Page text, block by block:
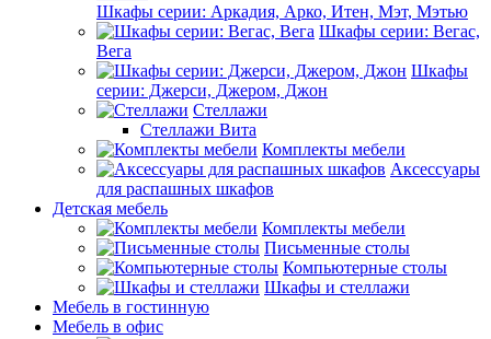
Шкафы серии: Аркадия, Арко, Итен, Мэт, Мэтью
Шкафы серии: Вегас,
Вега
Шкафы
серии: Джерси, Джером, Джон
Стеллажи
Стеллажи Вита
Комплекты мебели
Аксессуары
для распашных шкафов
Детская мебель
Комплекты мебели
Письменные столы
Компьютерные столы
Шкафы и стеллажи
Мебель в гостинную
Мебель в офис